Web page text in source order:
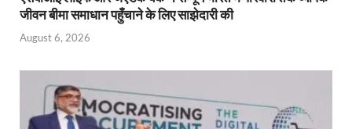
जीवन बीमा समाधान पहुँचाने के लिए साझेदारी की
August 6, 2026